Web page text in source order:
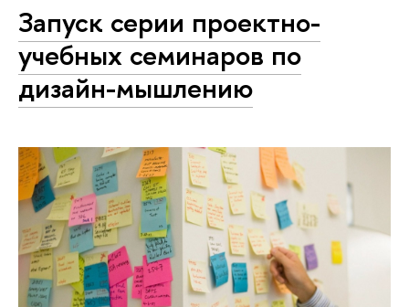
Запуск серии проектно-
учебных семинаров по
дизайн-мышлению